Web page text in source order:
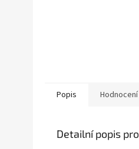
Popis Hodnocení
Detailní popis